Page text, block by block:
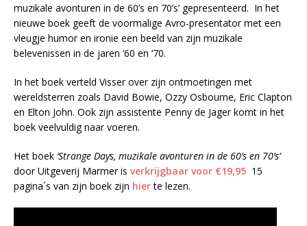
muzikale avonturen in de 60’s en 70’s’ gepresenteerd. In het
nieuwe boek geeft de voormalige Avro-presentator met een
vleugje humor en ironie een beeld van zijn muzikale
belevenissen in de jaren ’60 en ‘70.
In het boek verteld Visser over zijn ontmoetingen met
wereldsterren zoals David Bowie, Ozzy Osbourne, Eric Clapton
en Elton John. Ook zijn assistente Penny de Jager komt in het
boek veelvuldig naar voeren.
Het boek ‘Strange Days, muzikale avonturen in de 60’s en 70’s’
door Uitgeverij Marmer is verkrijgbaar voor €19,95 15
pagina´s van zijn boek zijn hierte lezen.